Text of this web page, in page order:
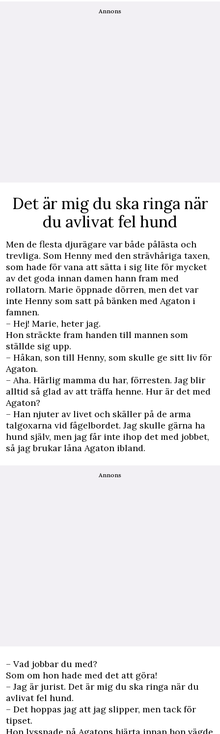
Annons
Det är mig du ska ringa när
du avlivat fel hund
Men de flesta djurägare var både pålästa och
trevliga. Som Henny med den strävhåriga taxen,
som hade för vana att sätta i sig lite för mycket
av det goda innan damen hann fram med
rollatorn. Marie öppnade dörren, men det var
inte Henny som satt på bänken med Agaton i
famnen.
– Hej! Marie, heter jag.
Hon sträckte fram handen till mannen som
ställde sig upp.
– Håkan, son till Henny, som skulle ge sitt liv för
Agaton.
– Aha. Härlig mamma du har, förresten. Jag blir
alltid så glad av att träffa henne. Hur är det med
Agaton?
– Han njuter av livet och skäller på de arma
talgoxarna vid fågelbordet. Jag skulle gärna ha
hund själv, men jag får inte ihop det med jobbet,
så jag brukar låna Agaton ibland.
Annons
– Vad jobbar du med?
Som om hon hade med det att göra!
– Jag är jurist. Det är mig du ska ringa när du
avlivat fel hund.
– Det hoppas jag att jag slipper, men tack för
tipset.